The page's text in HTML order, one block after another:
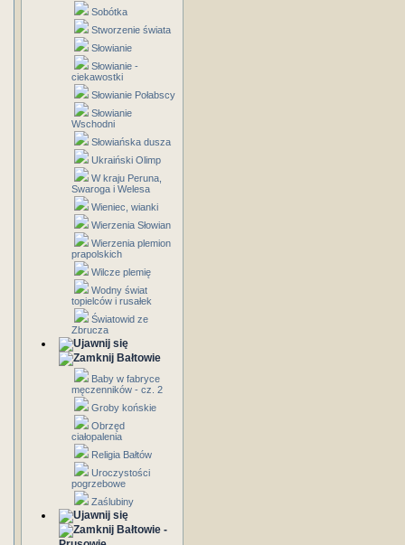
Sobótka
Stworzenie świata
Słowianie
Słowianie -
ciekawostki
Słowianie Połabscy
Słowianie
Wschodni
Słowiańska dusza
Ukraiński Olimp
W kraju Peruna,
Swaroga i Welesa
Wieniec, wianki
Wierzenia Słowian
Wierzenia plemion
prapolskich
Wilcze plemię
Wodny świat
topielców i rusałek
Światowid ze
Zbrucza
Bałtowie
Baby w fabryce
męczenników - cz. 2
Groby końskie
Obrzęd
ciałopalenia
Religia Bałtów
Uroczystości
pogrzebowe
Zaślubiny
Bałtowie -